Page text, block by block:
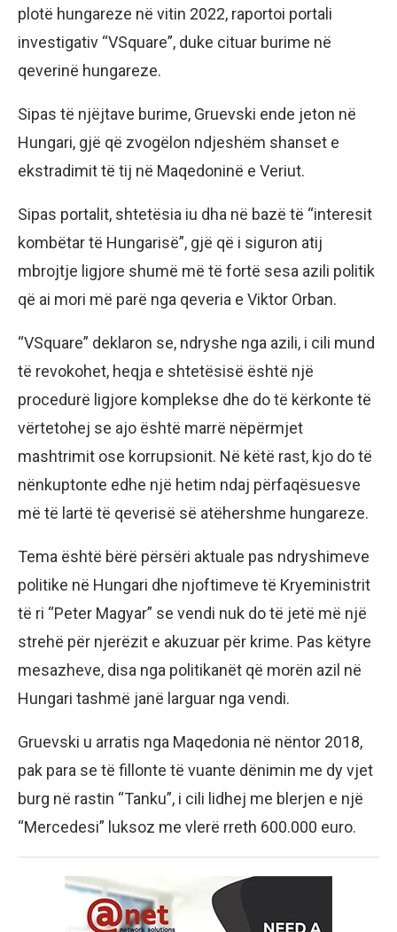
plotë hungareze në vitin 2022, raportoi portali
investigativ “VSquare”, duke cituar burime në
qeverinë hungareze.
Sipas të njëjtave burime, Gruevski ende jeton në
Hungari, gjë që zvogëlon ndjeshëm shanset e
ekstradimit të tij në Maqedoninë e Veriut.
Sipas portalit, shtetësia iu dha në bazë të “interesit
kombëtar të Hungarisë”, gjë që i siguron atij
mbrojtje ligjore shumë më të fortë sesa azili politik
që ai mori më parë nga qeveria e Viktor Orban.
“VSquare” deklaron se, ndryshe nga azili, i cili mund
të revokohet, heqja e shtetësisë është një
procedurë ligjore komplekse dhe do të kërkonte të
vërtetohej se ajo është marrë nëpërmjet
mashtrimit ose korrupsionit. Në këtë rast, kjo do të
nënkuptonte edhe një hetim ndaj përfaqësuesve
më të lartë të qeverisë së atëhershme hungareze.
Tema është bërë përsëri aktuale pas ndryshimeve
politike në Hungari dhe njoftimeve të Kryeministrit
të ri “Peter Magyar” se vendi nuk do të jetë më një
strehë për njerëzit e akuzuar për krime. Pas këtyre
mesazheve, disa nga politikanët që morën azil në
Hungari tashmë janë larguar nga vendi.
Gruevski u arratis nga Maqedonia në nëntor 2018,
pak para se të fillonte të vuante dënimin me dy vjet
burg në rastin “Tanku”, i cili lidhej me blerjen e një
“Mercedesi” luksoz me vlerë rreth 600.000 euro.